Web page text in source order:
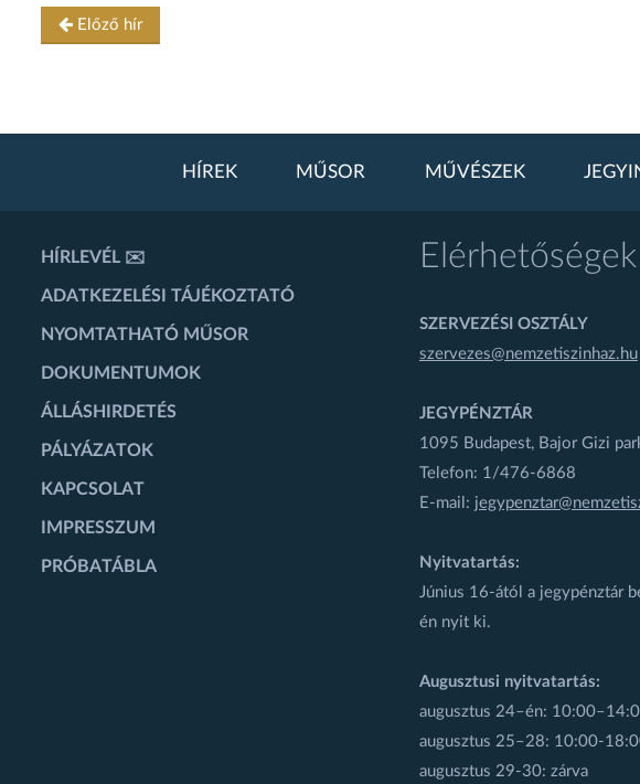
Előző hír
HÍREK MŰSOR MŰVÉSZEK
HÍRLEVÉL ✉️
ADATKEZELÉSI TÁJÉKOZTATÓ
NYOMTATHATÓ MŰSOR
DOKUMENTUMOK
ÁLLÁSHIRDETÉS
PÁLYÁZATOK
KAPCSOLAT
IMPRESSZUM
PRÓBATÁBLA
Elérhetőségek
SZERVEZÉSI OSZTÁLY
szervezes@nemzetiszinhaz.hu
JEGYPÉNZTÁR
1095 Budapest, Bajor Gizi
Telefon: 1/476-6868
E-mail:
Nyitvatartás:
Június 16-ától a jegypénztár
én nyit ki.
Augusztusi nyitvatartás:
augusztus 24–én:
augusztus 25–28: 10:00-
augusztus 29-30: zárva